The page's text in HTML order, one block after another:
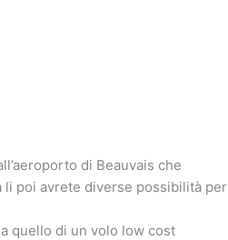
di Beauvais che
li poi avrete diverse possibilità per
quello di un volo low cost